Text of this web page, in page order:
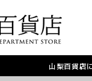
山梨百貨店